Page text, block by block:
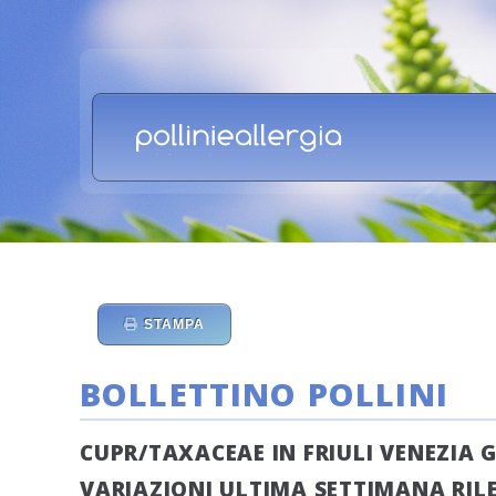
STAMPA
BOLLETTINO POLLINI
CUPR/TAXACEAE IN FRIULI VENEZIA
VARIAZIONI ULTIMA SETTIMANA